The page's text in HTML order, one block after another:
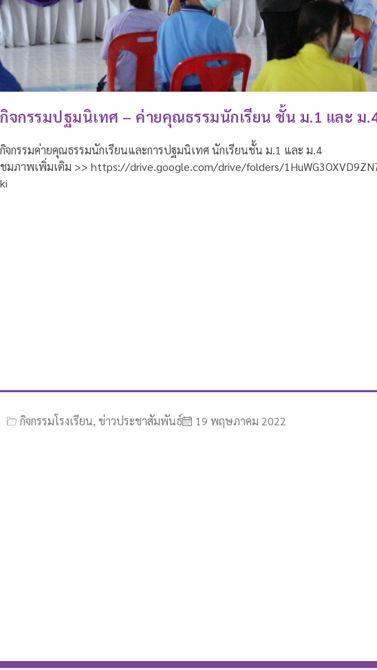
กิจกรรมปฐมนิเทศ – ค่ายคุณธรรมนักเรียน ชั้น ม.1 และ ม
กิจกรรมค่ายคุณธรรมนักเรียนและการปฐมนิเทศ นักเรียนชั้น ม.1 และ ม.4
ชมภาพเพิ่มเติม >> https://drive.google.com/drive/folders/
ki
กิจกรรมโรงเรียน, ข่าวประชาสัมพันธ์ 19 พฤษภาคม 2022